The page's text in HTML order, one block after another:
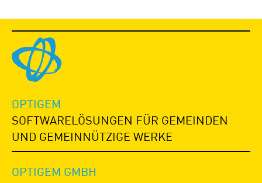
OPTIGEM
SOFTWARELÖSUNGEN FÜR GEMEINDEN
UND GEMEINNÜTZIGE WERKE
OPTIGEM GMBH